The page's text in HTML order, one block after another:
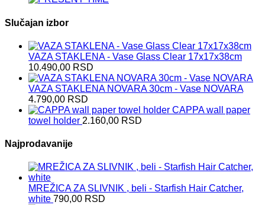
Slučajan izbor
VAZA STAKLENA - Vase Glass Clear 17x17x38cm
10.490,00 RSD
VAZA STAKLENA NOVARA 30cm - Vase NOVARA
4.790,00 RSD
CAPPA wall paper
towel holder 2.160,00 RSD
Najprodavanije
MREŽICA ZA SLIVNIK , beli - Starfish Hair Catcher,
white 790,00 RSD